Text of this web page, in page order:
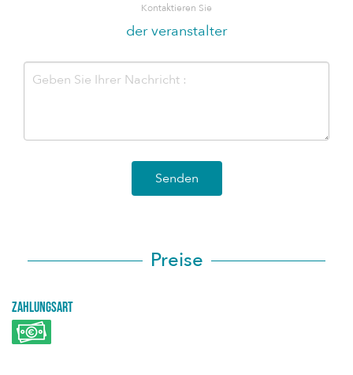
Kontaktieren Sie
der veranstalter
Senden
Preise
Zahlungsart